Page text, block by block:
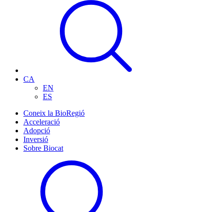
CA
EN
ES
Coneix la BioRegió
Acceleració
Adopció
Inversió
Sobre Biocat